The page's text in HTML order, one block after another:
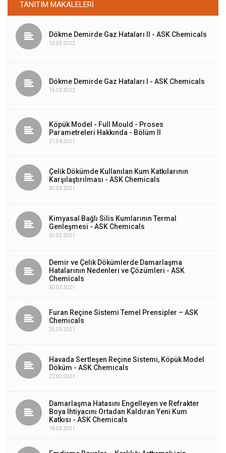
TANITIM MAKALELERI
Dökme Demirde Gaz Hataları II - ASK Chemicals
15.03.2022
Dökme Demirde Gaz Hataları I - ASK Chemicals
15.03.2022
Köpük Model - Full Mould - Proses
Parametreleri Hakkında - Bölüm II
21.04.2021
Çelik Dökümde Kullanılan Kum Katkılarının
Karşılaştırılması - ASK Chemicals
30.03.2021
Kimyasal Bağlı Silis Kumlarının Termal
Genleşmesi - ASK Chemicals
30.03.2021
Demir ve Çelik Dökümlerde Damarlaşma
Hatalarının Nedenleri ve Çözümleri - ASK
Chemicals
30.03.2021
Furan Reçine Sistemi Temel Prensipler – ASK
Chemicals
25.03.2021
Havada Sertleşen Reçine Sistemi, Köpük Model
Döküm - ASK Chemicals
22.03.2021
Damarlaşma Hatasını Engelleyen ve Refrakter
Boya İhtiyacını Ortadan Kaldıran Yeni Kum
Katkısı - ASK Chemicals
18.03.2021